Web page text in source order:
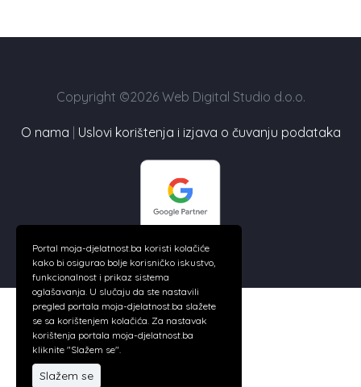
Copyright ©2026 Web Digital Studio d.o.o.
O nama Uslovi korištenja i izjava o čuvanju podataka
Portal moja-djelatnost.ba koristi kolačiće
kako bi osigurao bolje korisničko iskustvo,
funkcionalnost i prikaz sistema
oglašavanja. U slučaju da ste nastavili
pregled portala moja-djelatnost.ba slažete
se sa korištenjem kolačića. Za nastavak
korištenja portala moja-djelatnost.ba
kliknite "Slažem se".
Slažem se